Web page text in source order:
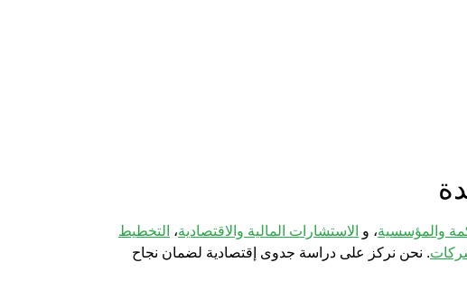
والمؤسسية، و الاستشارات المالية والاقتصادية، التخطيط
. نحن نركز على دراسة جدوى إقتصادية لضمان نجاح